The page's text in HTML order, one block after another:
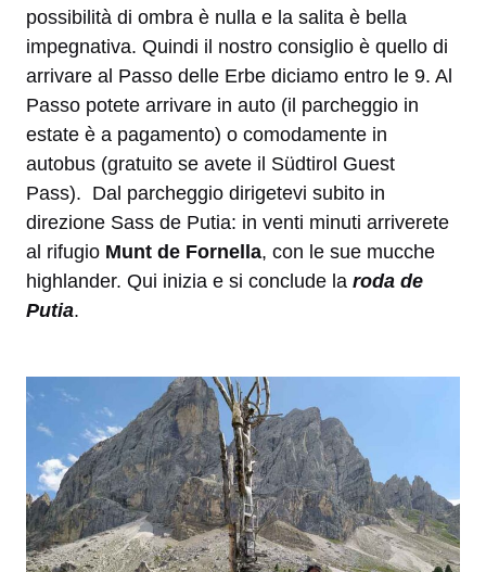
possibilità di ombra è nulla e la salita è bella
impegnativa. Quindi il nostro consiglio è quello di
arrivare al Passo delle Erbe diciamo entro le 9. Al
Passo potete arrivare in auto (il parcheggio in
estate è a pagamento) o comodamente in
autobus (gratuito se avete il Südtirol Guest
Pass). Dal parcheggio dirigetevi subito in
direzione Sass de Putia: in venti minuti arriverete
al rifugio Munt de Fornella, con le sue mucche
highlander. Qui inizia e si conclude la roda de
Putia.